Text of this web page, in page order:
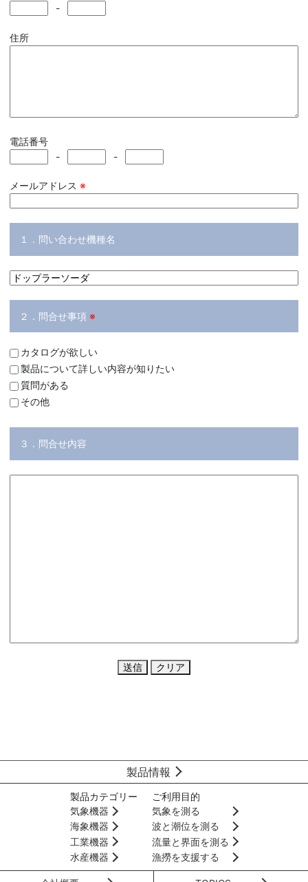
-
住所
電話番号
-
-
メールアドレス ※
１．問い合わせ機種名
２．問合せ事項 ※
カタログが欲しい
製品について詳しい内容が知りたい
質問がある
その他
３．問合せ内容
送信 クリア
製品情報
製品カテゴリー
気象機器
海象機器
工業機器
水産機器
ご利用目的
気象を測る
波と潮位を測る
流量と界面を測る
漁撈を支援する